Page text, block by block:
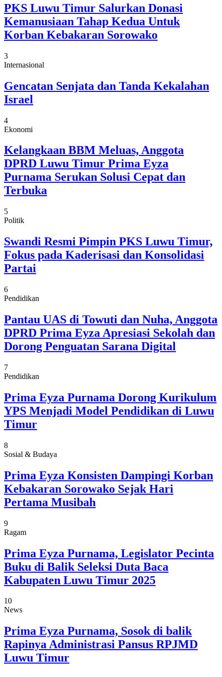
PKS Luwu Timur Salurkan Donasi
Kemanusiaan Tahap Kedua Untuk
Korban Kebakaran Sorowako
3
Internasional
Gencatan Senjata dan Tanda Kekalahan
Israel
4
Ekonomi
Kelangkaan BBM Meluas, Anggota
DPRD Luwu Timur Prima Eyza
Purnama Serukan Solusi Cepat dan
Terbuka
5
Politik
Swandi Resmi Pimpin PKS Luwu Timur,
Fokus pada Kaderisasi dan Konsolidasi
Partai
6
Pendidikan
Pantau UAS di Towuti dan Nuha, Anggota
DPRD Prima Eyza Apresiasi Sekolah dan
Dorong Penguatan Sarana Digital
7
Pendidikan
Prima Eyza Purnama Dorong Kurikulum
YPS Menjadi Model Pendidikan di Luwu
Timur
8
Sosial & Budaya
Prima Eyza Konsisten Dampingi Korban
Kebakaran Sorowako Sejak Hari
Pertama Musibah
9
Ragam
Prima Eyza Purnama, Legislator Pecinta
Buku di Balik Seleksi Duta Baca
Kabupaten Luwu Timur 2025
10
News
Prima Eyza Purnama, Sosok di balik
Rapinya Administrasi Pansus RPJMD
Luwu Timur